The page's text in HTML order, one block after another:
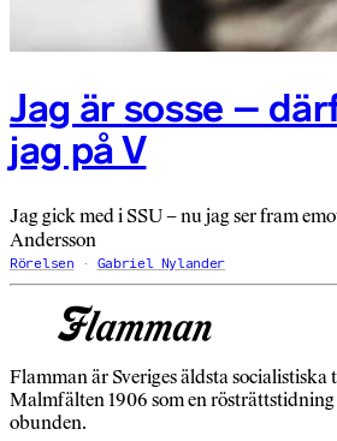
Jag är sosse –
jag på V
Jag gick med i SSU – nu jag ser fram
Andersson
Rörelsen Gabriel Nylander
Flamman är Sveriges äldsta
Malmfälten 1906 som en
obunden.